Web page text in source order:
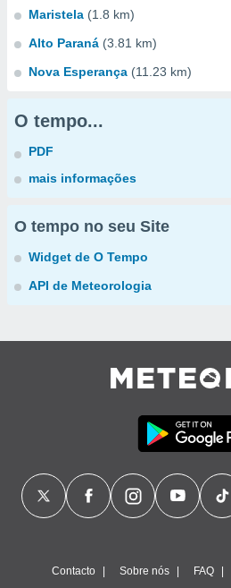
Maristela (1.8 km)
Alto Paraná (3.81 km)
Nova Esperança (11.23 km)
O tempo...
PDF
mais informações
O tempo no seu Site
Widget de O Tempo
API de Meteorologia
Contacto Sobre nós FAQ